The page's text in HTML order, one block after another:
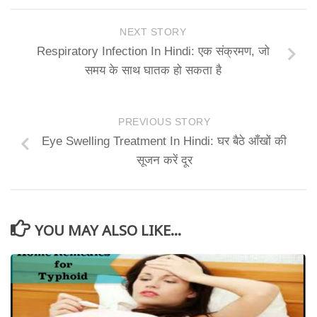
NEXT STORY
Respiratory Infection In Hindi: एक संक्रमण, जो
समय के साथ घातक हो सकता है
PREVIOUS STORY
Eye Swelling Treatment In Hindi: घर बैठे आँखों की
सूजन करें दूर
YOU MAY ALSO LIKE...